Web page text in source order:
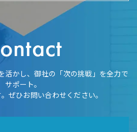
活かし、御社の「次の挑戦」を全力で
サポート。
ぜひお問い合わせください。